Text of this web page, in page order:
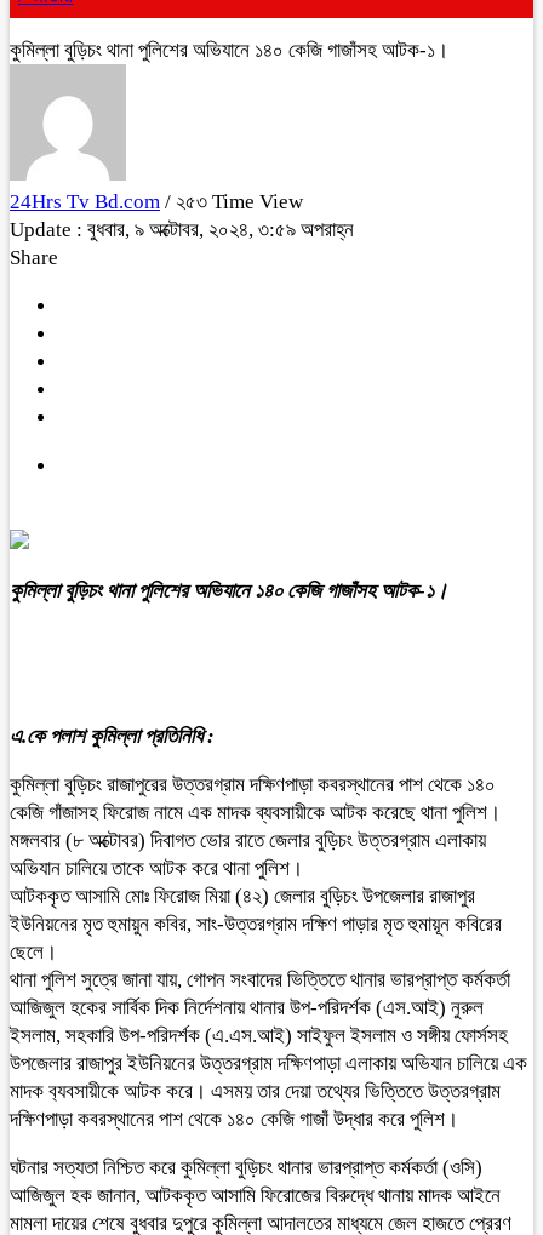
কুমিল্লা বুড়িচং থানা পুলিশের অভিযানে ১৪০ কেজি গাজাঁসহ আটক-১।
24Hrs Tv Bd.com / ২৫৩ Time View
Update : বুধবার, ৯ অক্টোবর, ২০২৪, ৩:৫৯ অপরাহ্ন
Share
কুমিল্লা বুড়িচং থানা পুলিশের অভিযানে ১৪০ কেজি গাজাঁসহ আটক-১।
এ.কে পলাশ কুমিল্লা প্রতিনিধি :
কুমিল্লা বুড়িচং রাজাপুরের উত্তরগ্রাম দক্ষিণপাড়া কবরস্থানের পাশ থেকে ১৪০
কেজি গাঁজাসহ ফিরোজ নামে এক মাদক ব্যবসায়ীকে আটক করেছে থানা পুলিশ।
মঙ্গলবার (৮ অক্টোবর) দিবাগত ভোর রাতে জেলার বুড়িচং উত্তরগ্রাম এলাকায়
অভিযান চালিয়ে তাকে আটক করে থানা পুলিশ।
আটককৃত আসামি মোঃ ফিরোজ মিয়া (৪২) জেলার বুড়িচং উপজেলার রাজাপুর
ইউনিয়নের মৃত হুমায়ুন কবির, সাং-উত্তরগ্রাম দক্ষিণ পাড়ার মৃত হুমায়ূন কবিরের
ছেলে।
থানা পুলিশ সুত্রে জানা যায়, গোপন সংবাদের ভিত্তিতে থানার ভারপ্রাপ্ত কর্মকর্তা
আজিজুল হকের সার্বিক দিক নির্দেশনায় থানার উপ-পরিদর্শক (এস.আই) নুরুল
ইসলাম, সহকারি উপ-পরিদর্শক (এ.এস.আই) সাইফুল ইসলাম ও সঙ্গীয় ফোর্সসহ
উপজেলার রাজাপুর ইউনিয়নের উত্তরগ্রাম দক্ষিণপাড়া এলাকায় অভিযান চালিয়ে এক
মাদক ব‍্যবসায়ীকে আটক করে। এসময় তার দেয়া তথ্যের ভিত্তিতে উত্তরগ্রাম
দক্ষিণপাড়া কবরস্থানের পাশ থেকে ১৪০ কেজি গাজাঁ উদ্ধার করে পুলিশ।
ঘটনার সত্যতা নিশ্চিত করে কুমিল্লা বুড়িচং থানার ভারপ্রাপ্ত কর্মকর্তা (ওসি)
আজিজুল হক জানান, আটককৃত আসামি ফিরোজের বিরুদ্ধে থানায় মাদক আইনে
মামলা দায়ের শেষে বুধবার দুপুরে কুমিল্লা আদালতের মাধ্যমে জেল হাজতে প্রেরণ